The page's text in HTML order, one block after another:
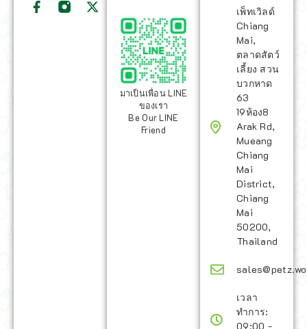
มาเป็นเพื่อน LINE
ของเรา
Be Our LINE
Friend
เพ็ทเวิลด์
Chiang
Mai,
ตลาดสัตว์
เลี้ยง สวน
บวกหาด
63
19ห้อง8
Arak Rd,
Mueang
Chiang
Mai
District,
Chiang
Mai
50200,
Thailand
เวลา
ทำการ:
09:00 -